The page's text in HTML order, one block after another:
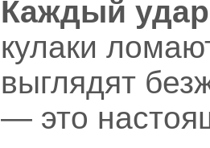
Каждый
кулаки
выглядят
— это